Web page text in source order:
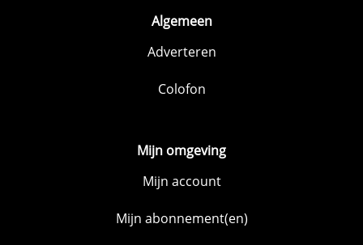
Algemeen
Adverteren
Colofon
Mijn omgeving
Mijn account
Mijn abonnement(en)